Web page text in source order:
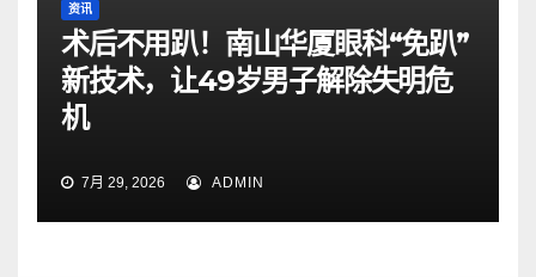
资讯
术后不用趴！南山华厦眼科“免趴”
新技术，让49岁男子解除失明危
机
7月 29, 2026 ADMIN